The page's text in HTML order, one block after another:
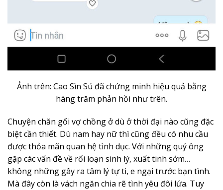
Ảnh trên: Cao Sìn Sú đã chứng minh hiệu quả bằng
hàng trăm phản hồi như trên.
Chuyện chăn gối vợ chồng ở dù ở thời đại nào cũng đặc
biệt cần thiết. Dù nam hay nữ thì cũng đều có nhu cầu
được thỏa mãn quan hệ tình dục. Với những quý ông
gặp các vấn đề về rối loạn sinh lý, xuất tinh sớm…
không những gây ra tâm lý tự ti, e ngại trước bạn tình.
Mà đây còn là vách ngăn chia rẽ tình yêu đôi lứa. Tuy